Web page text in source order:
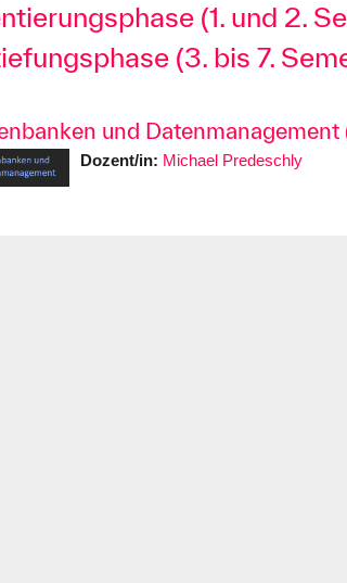
(1. und 2.
(3. bis 7.
und Datenmanagement
Dozent/in: Michael Predeschly